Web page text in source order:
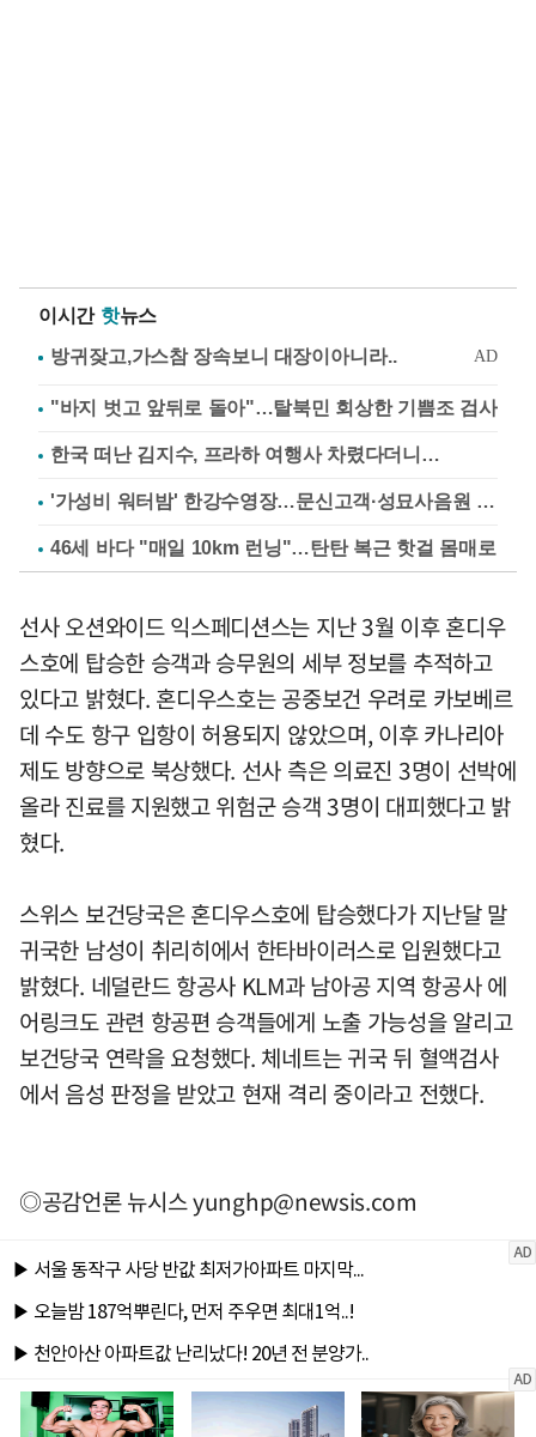
이시간 핫뉴스
"바지 벗고 앞뒤로 돌아"…탈북민 회상한 기쁨조 검사
한국 떠난 김지수, 프라하 여행사 차렸다더니…
'가성비 워터밤' 한강수영장…문신고객·성묘사음원 민원
46세 바다 "매일 10km 런닝"…탄탄 복근 핫걸 몸매로
선사 오션와이드 익스페디션스는 지난 3월 이후 혼디우
스호에 탑승한 승객과 승무원의 세부 정보를 추적하고
있다고 밝혔다. 혼디우스호는 공중보건 우려로 카보베르
데 수도 항구 입항이 허용되지 않았으며, 이후 카나리아
제도 방향으로 북상했다. 선사 측은 의료진 3명이 선박에
올라 진료를 지원했고 위험군 승객 3명이 대피했다고 밝
혔다.
스위스 보건당국은 혼디우스호에 탑승했다가 지난달 말
귀국한 남성이 취리히에서 한타바이러스로 입원했다고
밝혔다. 네덜란드 항공사 KLM과 남아공 지역 항공사 에
어링크도 관련 항공편 승객들에게 노출 가능성을 알리고
보건당국 연락을 요청했다. 체네트는 귀국 뒤 혈액검사
에서 음성 판정을 받았고 현재 격리 중이라고 전했다.
◎공감언론 뉴시스yunghp@newsis.com